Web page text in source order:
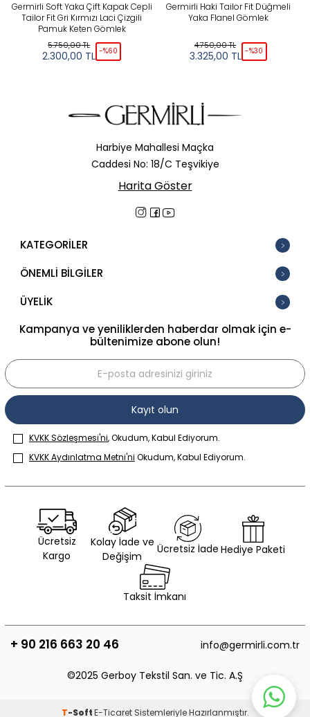
Germirli Soft Yaka Çift Kapak Cepli
Tailor Fit Gri Kırmızı Laci Çizgili
Pamuk Keten Gömlek
5.750,00TL
2.300,00 TL -%60
Germirli Haki Tailor Fit Düğmeli
Yaka Flanel Gömlek
4.750,00TL
3.325,00 TL -%30
Harbiye Mahallesi Maçka
Caddesi No: 18/C Teşvikiye
Harita Göster
KATEGORİLER
ÖNEMLİ BİLGİLER
ÜYELİK
Kampanya ve yeniliklerden haberdar olmak için e-
bültenimize abone olun!
Kayıt olun
KVKK Sözleşmesi'ni, Okudum, Kabul Ediyorum.
KVKK Aydınlatma Metni'ni Okudum, Kabul Ediyorum.
Ücretsiz
Kargo
Kolay İade ve
Değişim
Ücretsiz İade Hediye Paketi
Taksit İmkanı
+ 90 216 663 20 46 info@germirli.com.tr
©2025 Gerboy Tekstil San. ve Tic. A.Ş
T-SoftE-TicaretSistemleriyle Hazırlanmıştır.